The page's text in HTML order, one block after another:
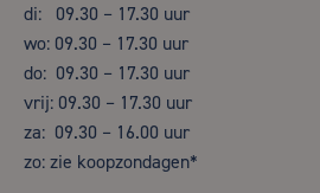
di: 09.30 – 17.30 uur
wo: 09.30 – 17.30 uur
do: 09.30 – 17.30 uur
vrij: 09.30 – 17.30 uur
za: 09.30 – 16.00 uur
zo: zie koopzondagen*